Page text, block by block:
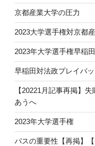
京都産業大学の圧力
2023大学選手権対京都
2023年大学選手権早稲
早稲田対法政プレイバッ
【20221月記事再掲】
あうへ
2023年大学選手権
パスの重要性【再掲】